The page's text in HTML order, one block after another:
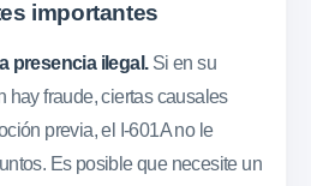
importantes
presencia ilegal.Si en su
hay fraude, ciertas causales
previa, el I-601A no le
Es posible que necesite un